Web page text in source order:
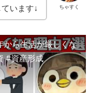
ちゃすく
います↓
から生活が厳しくな
#資産形成